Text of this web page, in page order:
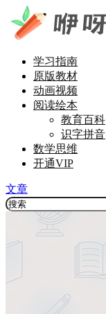
学习指南
原版教材
动画视频
阅读绘本
教育百科
识字拼音
数学思维
开通VIP
文章